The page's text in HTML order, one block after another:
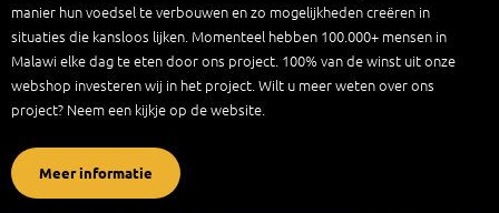
manier hun voedsel te verbouwen en zo mogelijkheden creëren in
situaties die kansloos lijken. Momenteel hebben 100.000+ mensen in
Malawi elke dag te eten door ons project. 100% van de winst uit onze
webshop investeren wij in het project. Wilt u meer weten over ons
project? Neem een kijkje op de website.
Meer informatie